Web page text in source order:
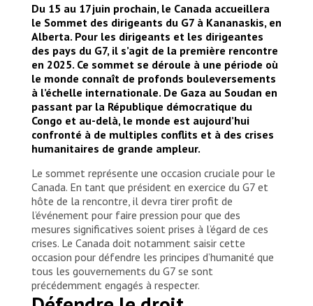
Du 15 au 17 juin prochain, le Canada accueillera
le Sommet des dirigeants du G7 à Kananaskis, en
Alberta. Pour les dirigeants et les dirigeantes
des pays du G7, il s’agit de la première rencontre
en 2025. Ce sommet se déroule à une période où
le monde connaît de profonds bouleversements
à l’échelle internationale. De Gaza au Soudan en
passant par la République démocratique du
Congo et au-delà, le monde est aujourd’hui
confronté à de multiples conflits et à des crises
humanitaires de grande ampleur.
Le sommet représente une occasion cruciale pour le
Canada. En tant que président en exercice du G7 et
hôte de la rencontre, il devra tirer profit de
l’événement pour faire pression pour que des
mesures significatives soient prises à l’égard de ces
crises. Le Canada doit notamment saisir cette
occasion pour défendre les principes d’humanité que
tous les gouvernements du G7 se sont
précédemment engagés à respecter.